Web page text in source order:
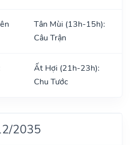
Tân Mùi (13h-15h):
Câu Trận
Ất Hợi (21h-23h):
Chu Tước
2035